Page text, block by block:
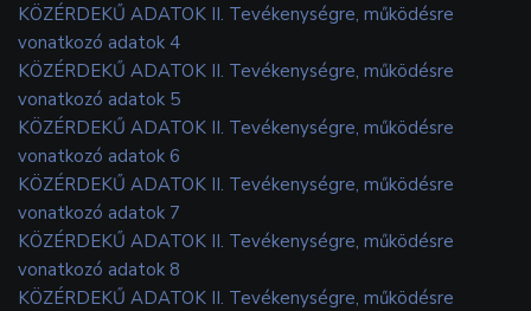
KÖZÉRDEKŰ ADATOK II. Tevékenységre, működésre
vonatkozó adatok 4
KÖZÉRDEKŰ ADATOK II. Tevékenységre, működésre
vonatkozó adatok 5
KÖZÉRDEKŰ ADATOK II. Tevékenységre, működésre
vonatkozó adatok 6
KÖZÉRDEKŰ ADATOK II. Tevékenységre, működésre
vonatkozó adatok 7
KÖZÉRDEKŰ ADATOK II. Tevékenységre, működésre
vonatkozó adatok 8
KÖZÉRDEKŰ ADATOK II. Tevékenységre, működésre